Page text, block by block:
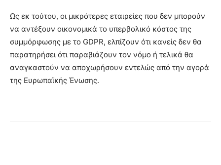
Ως εκ τούτου, οι μικρότερες εταιρείες που δεν μπορούν
να αντέξουν οικονομικά το υπερβολικό κόστος της
συμμόρφωσης με το GDPR, ελπίζουν ότι κανείς δεν θα
παρατηρήσει ότι παραβιάζουν τον νόμο ή τελικά θα
αναγκαστούν να αποχωρήσουν εντελώς από την αγορά
της Ευρωπαϊκής Ένωσης.